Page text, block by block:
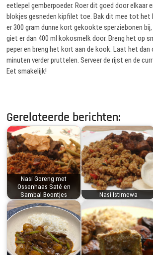
eetlepel gemberpoeder. Roer dit goed door elkaar
blokjes gesneden kipfilet toe. Bak dit mee tot het
er 300 gram dunne kort gekookte sperziebonen
giet er dan 400 ml kokosmelk door. Breng het op
peper en breng het kort aan de kook. Laat het dan
minuten verder pruttelen. Serveer de rijst en de
Eet smakelijk!
Gerelateerde berichten:
Nasi Goreng met
Ossenhaas Saté en
Sambal Boontjes
Nasi Istimewa